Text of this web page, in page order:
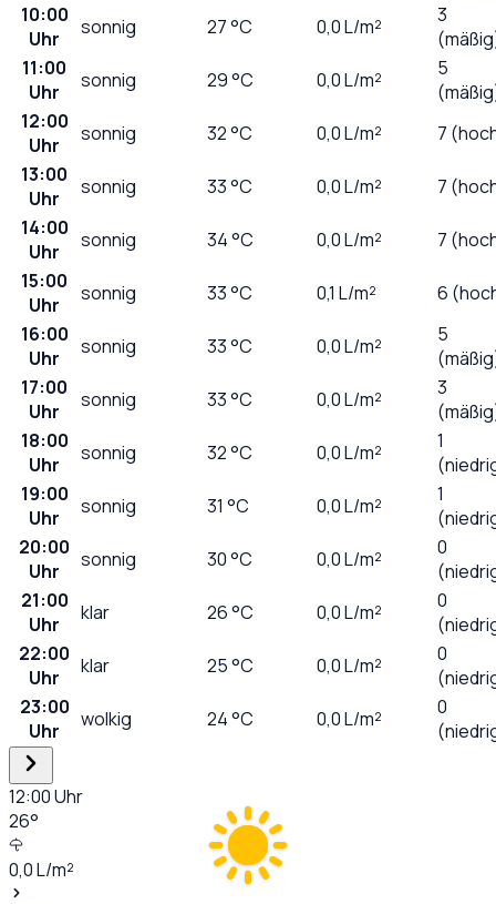
10:00
Uhr
sonnig 27°C 0,0L/m²
3
11:00
Uhr
sonnig 29°C 0,0L/m²
5
12:00
Uhr
sonnig 32°C 0,0L/m²
7
13:00
Uhr
sonnig 33°C 0,0L/m²
7
14:00
Uhr
sonnig 34°C 0,0L/m²
7
15:00
Uhr
sonnig 33°C 0,1 L/m²
6
16:00
Uhr
sonnig 33°C 0,0L/m²
5
17:00
Uhr
sonnig 33°C 0,0L/m²
3
18:00
Uhr
sonnig 32°C 0,0L/m²
1
19:00
Uhr
sonnig 31 °C 0,0L/m²
1
20:00
Uhr
sonnig 30°C 0,0L/m²
0
21:00
Uhr
klar 26°C 0,0L/m²
0
22:00
Uhr
klar 25°C 0,0L/m²
0
23:00
Uhr
wolkig 24°C 0,0L/m²
0
12:00Uhr
26°
0,0L/m²